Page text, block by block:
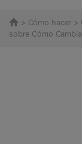
> Cómo hacer >
sobre Cómo